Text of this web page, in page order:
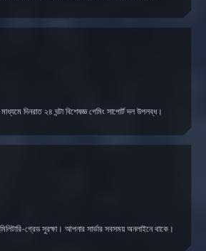
দিনরাত ২৪ ঘন্টা বিশেষজ্ঞ গেমিং সাপোর্ট দল উপলব্ধ।
গ্রেড সুরক্ষা। আপনার সার্ভার সবসময় অনলাইনে থাকে।